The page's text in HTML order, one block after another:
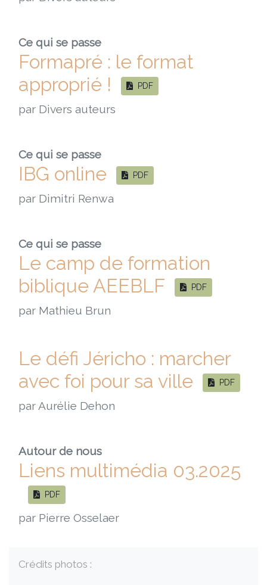
Ce qui se passe
Formapré : le format
approprié !
PDF
par Divers auteurs
Ce qui se passe
IBG online PDF
par Dimitri Renwa
Ce qui se passe
Le camp de formation
biblique AEEBLF
PDF
par Mathieu Brun
Le défi Jéricho : marcher
avec foi pour sa ville
PDF
par Aurélie Dehon
Autour de nous
Liens multimédia 03.2025
PDF
par Pierre Osselaer
Crédits photos :